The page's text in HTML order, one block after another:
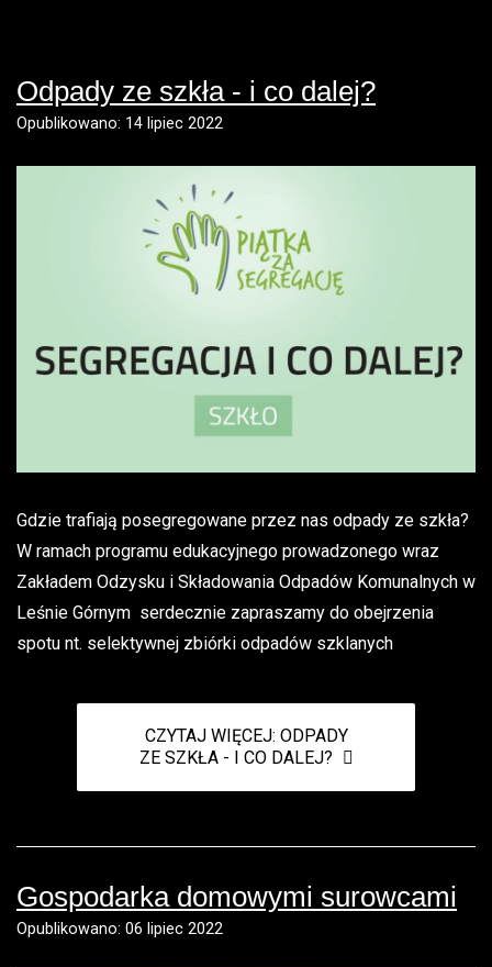
Odpady ze szkła - i co dalej?
Opublikowano: 14 lipiec 2022
Gdzie trafiają posegregowane przez nas odpady ze szkła?
W ramach programu edukacyjnego prowadzonego wraz
Zakładem Odzysku i Składowania Odpadów Komunalnych w
Leśnie Górnym serdecznie zapraszamy do obejrzenia
spotu nt. selektywnej zbiórki odpadów szklanych
CZYTAJ WIĘCEJ: ODPADY
ZE SZKŁA - I CO DALEJ?
Gospodarka domowymi surowcami
Opublikowano: 06 lipiec 2022